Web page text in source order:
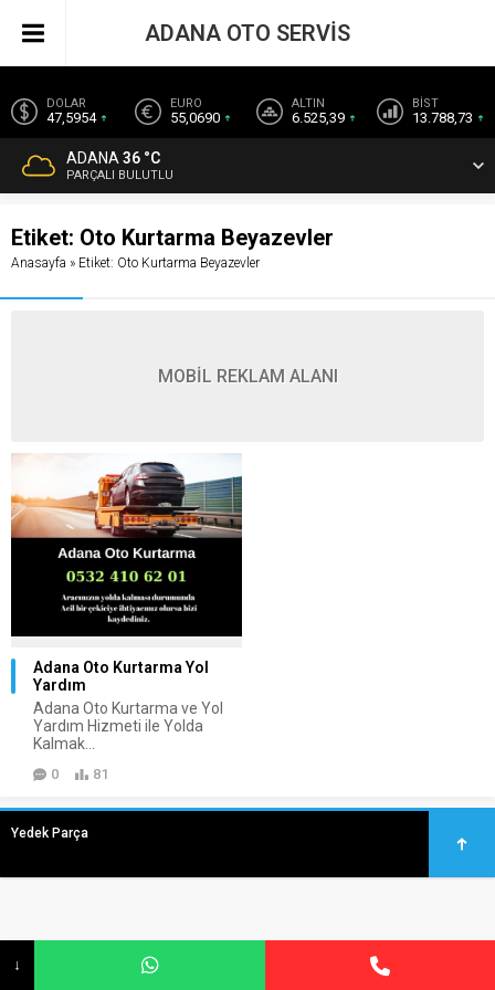
DOLAR
47,5954
EURO
55,0690
ALTIN
6.525,39
BİST
13.788,73
ADANA 36 °C
PARÇALI BULUTLU
ADANA OTO SERVİS
Etiket: Oto Kurtarma Beyazevler
Anasayfa » Etiket: Oto Kurtarma Beyazevler
MOBİL REKLAM ALANI
Adana Oto Kurtarma Yol
Yardım
Adana Oto Kurtarma ve Yol
Yardım Hizmeti ile Yolda
Kalmak...
0 81
Yedek Parça
↓